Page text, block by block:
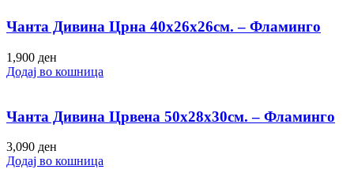
Чанта Дивина Црна 40х26х26см. – Фламинго
1,900 ден
Додај во кошница
Чанта Дивина Црвена 50х28х30см. – Фламинго
3,090 ден
Додај во кошница